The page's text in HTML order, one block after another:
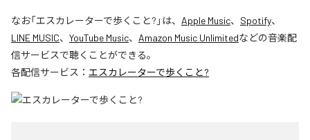
なお「エスカレーターで歩くこと? 」は、 Apple Music、 Spotify、
LINE MUSIC、 YouTube Music、 Amazon Music Unlimitedなどの音楽配
信サービスで聴くことができる。
各配信サービス： エスカレーターで歩くこと?